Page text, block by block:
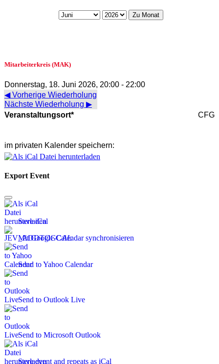
Zu Monat
Mitarbeiterkreis (MAK)
Donnerstag, 18. Juni 2026, 20:00 - 22:00
◀ Vorherige Wiederholung
Nächste Wiederholung ▶
Veranstaltungsort*
CFG
im privaten Kalender speichern:
Export Event
Save iCal
Mit Google Calendar synchronisieren
Send to Yahoo Calendar
Send to Outlook Live
Send to Microsoft Outlook
Save event and repeats as iCal